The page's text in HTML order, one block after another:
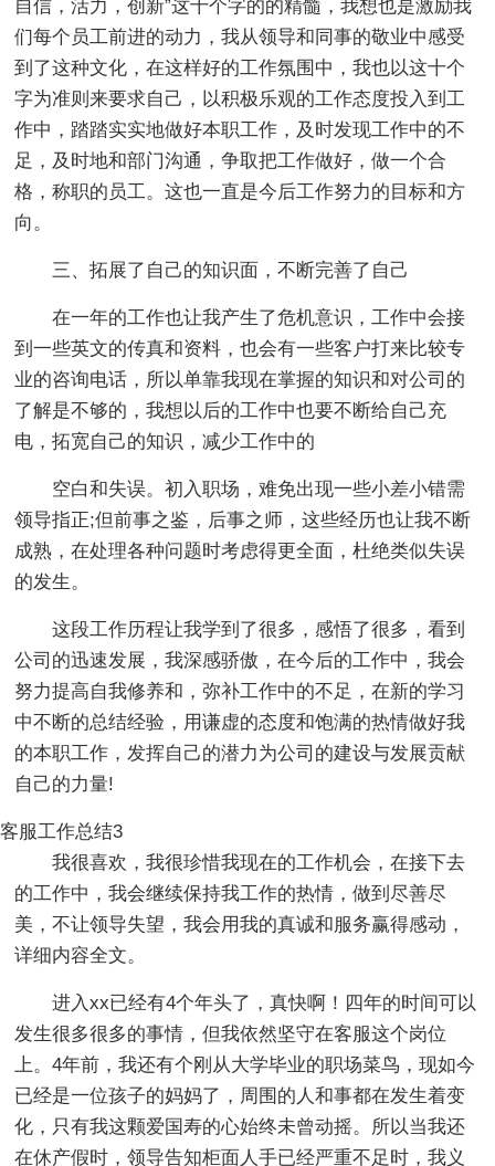
自信，活力，创新”这十个字的的精髓，我想也是激励我
们每个员工前进的动力，我从领导和同事的敬业中感受
到了这种文化，在这样好的工作氛围中，我也以这十个
字为准则来要求自己，以积极乐观的工作态度投入到工
作中，踏踏实实地做好本职工作，及时发现工作中的不
足，及时地和部门沟通，争取把工作做好，做一个合
格，称职的员工。这也一直是今后工作努力的目标和方
向。
三、拓展了自己的知识面，不断完善了自己
在一年的工作也让我产生了危机意识，工作中会接
到一些英文的传真和资料，也会有一些客户打来比较专
业的咨询电话，所以单靠我现在掌握的知识和对公司的
了解是不够的，我想以后的工作中也要不断给自己充
电，拓宽自己的知识，减少工作中的
空白和失误。初入职场，难免出现一些小差小错需
领导指正;但前事之鉴，后事之师，这些经历也让我不断
成熟，在处理各种问题时考虑得更全面，杜绝类似失误
的发生。
这段工作历程让我学到了很多，感悟了很多，看到
公司的迅速发展，我深感骄傲，在今后的工作中，我会
努力提高自我修养和，弥补工作中的不足，在新的学习
中不断的总结经验，用谦虚的态度和饱满的热情做好我
的本职工作，发挥自己的潜力为公司的建设与发展贡献
自己的力量!
客服工作总结3
我很喜欢，我很珍惜我现在的工作机会，在接下去
的工作中，我会继续保持我工作的热情，做到尽善尽
美，不让领导失望，我会用我的真诚和服务赢得感动，
详细内容全文。
进入xx已经有4个年头了，真快啊！四年的时间可以
发生很多很多的事情，但我依然坚守在客服这个岗位
上。4年前，我还有个刚从大学毕业的职场菜鸟，现如今
已经是一位孩子的妈妈了，周围的人和事都在发生着变
化，只有我这颗爱国寿的心始终未曾动摇。所以当我还
在休产假时，领导告知柜面人手已经严重不足时，我义